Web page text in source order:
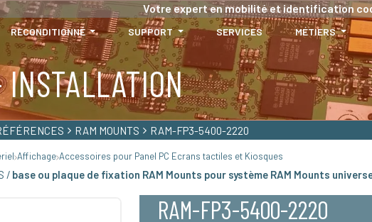
Votre expert en mobilité et identification
RECONDITIONNÉ SUPPORT SERVICES MÉTIERS
RAM MOUNTS RAM-FP3-5400-2220
Affichage Accessoires pour Panel PC Ecrans tactiles et Kiosques
/ base ou plaque de fixation RAM Mounts pour système RAM Mounts
RAM-FP3-5400-2220